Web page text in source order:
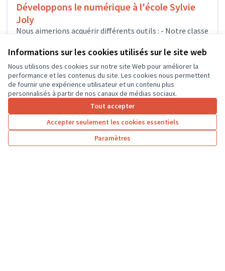
Informations sur les cookies utilisés sur le site web
Nous utilisons des cookies sur notre site Web pour améliorer la
performance et les contenus du site. Les cookies nous permettent
de fournir une expérience utilisateur et un contenu plus
personnalisés à partir de nos canaux de médias sociaux.
Tout accepter
Accepter seulement les cookies essentiels
Paramètres
Développons le numérique à l'école Sylvie
Joly
Nous aimerions acquérir différents outils : - Notre classe
ordinateurs portables, afin que les élèves...
Résultats par page : 50
3 … 7